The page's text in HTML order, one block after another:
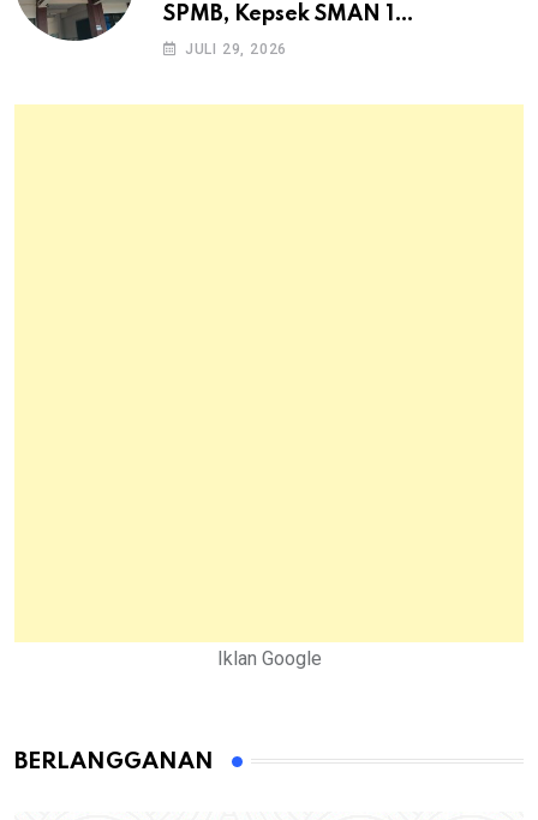
SPMB, Kepsek SMAN 1
Dayeuhkolot Dikeluhkan Orang
JULI 29, 2026
Iklan Google
BERLANGGANAN